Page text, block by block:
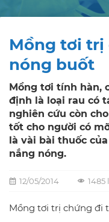
Mồng tơi
nóng buốt
Mồng tơi tính hàn,
định là loại rau có
nghiên cứu còn
tốt cho người có
là vài bài thuốc
nắng nóng.
12/05/2014 1485
Mồng tơi trị chứng đi